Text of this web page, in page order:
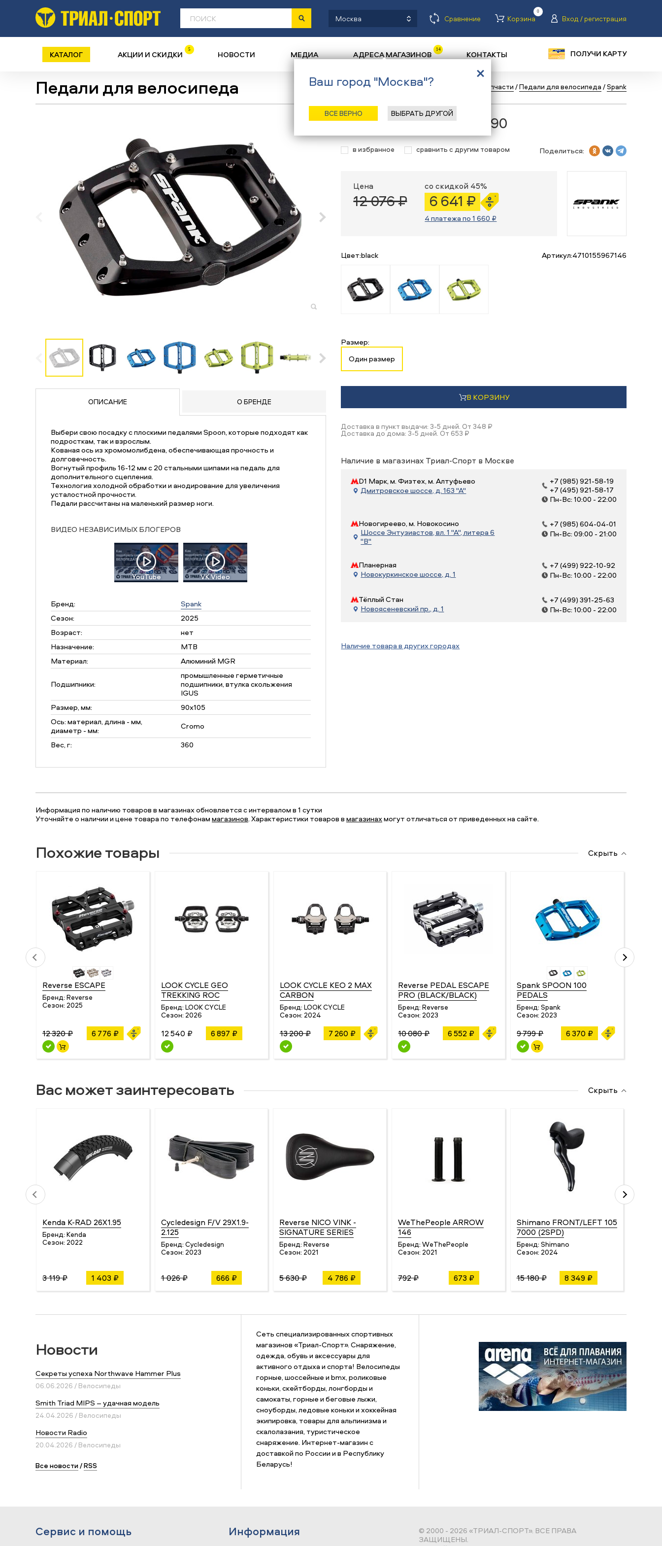
Москва Сравнение Корзина
0
Вход / регистрация
КАТАЛОГ АКЦИИ И СКИДКИ 5 НОВОСТИ МЕДИА АДРЕСА МАГАЗИНОВ 14 КОНТАКТЫ ПОЛУЧИ КАРТУ
Педали для велосипеда Назад/ Главная/Каталог / Запчасти /Педали для велосипеда /Spank
ОПИСАНИЕ О БРЕНДЕ
Выбери свою посадку с плоскими педалями Spoon, которые подходят как
подросткам, так и взрослым.
Кованая ось из хромомолибдена, обеспечивающая прочность и
долговечность.
Вогнутый профиль 16-12 мм с 20 стальными шипами на педаль для
дополнительного сцепления.
Технология холодной обработки и анодирование для увеличения
усталостной прочности.
Педали рассчитаны на маленький размер ноги.
ВИДЕО НЕЗАВИСИМЫХ БЛОГЕРОВ
YouTube VK Video
Бренд:
Spank
Сезон:
2025
Возраст:
нет
Назначение:
MTB
Материал:
Алюминий MGR
Подшипники:
промышленные герметичные
подшипники, втулка скольжения
IGUS
Размер, мм:
90x105
Ось: материал, длина - мм,
диаметр - мм:
Cromo
Вес, г:
360
Педали Spank SPOON 90
в избранное сравнить с другим товаром Поделиться:
Цена
12 076 ₽
со скидкой 45%
6 641 ₽
4 платежа по 1 660 ₽
Цвет:black Артикул:4710155967146
Размер:
Один размер
В КОРЗИНУ
Доставка в пункт выдачи: 3-5 дней. От 348 ₽
Доставка до дома: 3-5 дней. От 653 ₽
Наличие в магазинах Триал-Спорт в Москве
D1 Марк, м. Физтех, м. Алтуфьево
Дмитровское шоссе, д. 163 "А"
+7 (985) 921-58-19
+7 (495) 921-58-17
Пн-Вс: 10:00 - 22:00
Новогиреево, м. Новокосино
Шоссе Энтузиастов, вл. 1 "А", литера 6
"В"
+7 (985) 604-04-01
Пн-Вс: 09:00 - 21:00
Планерная
Новокуркинское шоссе, д. 1
+7 (499) 922-10-92
Пн-Вс: 10:00 - 22:00
Тёплый Стан
Новоясеневский пр., д. 1
+7 (499) 391-25-63
Пн-Вс: 10:00 - 22:00
Наличие товара в других городах
Информация по наличию товаров в магазинах обновляется с интервалом в 1 сутки
Уточняйте о наличии и цене товара по телефонаммагазинов. Характеристики товаров вмагазинахмогут отличаться от приведенных на сайте.
Похожие товары Скрыть
Reverse ESCAPE
Бренд: Reverse
Сезон: 2025
12 320 ₽ 6 776 ₽
LOOK CYCLE GEO
TREKKING ROC
Бренд: LOOK CYCLE
Сезон: 2026
12 540 ₽ 6 897 ₽
LOOK CYCLE KEO 2 MAX
CARBON
Бренд: LOOK CYCLE
Сезон: 2024
13 200 ₽ 7 260 ₽
Reverse PEDAL ESCAPE
PRO (BLACK/BLACK)
Бренд: Reverse
Сезон: 2023
10 080 ₽ 6 552 ₽
Spank SPOON 100
PEDALS
Бренд: Spank
Сезон: 2023
9 799 ₽ 6 370 ₽
Вас может заинтересовать Скрыть
Kenda K-RAD 26X1.95
Бренд: Kenda
Сезон: 2022
3 119 ₽ 1 403 ₽
Cycledesign F/V 29X1.9-
2.125
Бренд: Cycledesign
Сезон: 2023
1 026 ₽ 666 ₽
Reverse NICO VINK -
SIGNATURE SERIES
Бренд: Reverse
Сезон: 2021
5 630 ₽ 4 786 ₽
WeThePeople ARROW
146
Бренд: WeThePeople
Сезон: 2021
792 ₽ 673 ₽
Shimano FRONT/LEFT 105
7000 (2SPD)
Бренд: Shimano
Сезон: 2024
15 180 ₽ 8 349 ₽
Новости
Секреты успеха Northwave Hammer Plus
06.06.2026 / Велосипеды
Smith Triad MIPS – удачная модель
24.04.2026 / Велосипеды
Новости Radio
20.04.2026 / Велосипеды
Все новости/RSS
Сеть специализированных спортивных
магазинов «Триал-Спорт». Снаряжение,
одежда, обувь и аксессуары для
активного отдыха и спорта! Велосипеды
горные, шоссейные и bmx, роликовые
коньки, скейтборды, лонгборды и
самокаты, горные и беговые лыжи,
сноуборды, ледовые коньки и хоккейная
экипировка, товары для альпинизма и
скалолазания, туристическое
снаряжение. Интернет-магазин с
доставкой по России и в Республику
Беларусь!
Сервис и помощь Информация
© 2000 - 2026 «ТРИАЛ-СПОРТ». ВСЕ ПРАВА
ЗАЩИЩЕНЫ.
Ваш город "Москва"?
ВСЕ ВЕРНО ВЫБРАТЬ ДРУГОЙ